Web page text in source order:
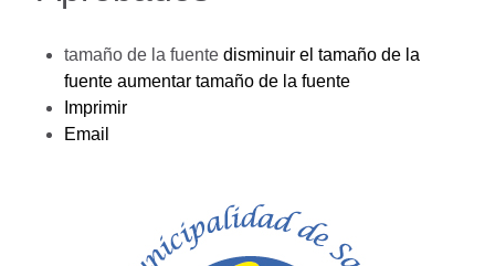
tamaño de la fuente disminuir el tamaño de la
fuente aumentar tamaño de la fuente
Imprimir
Email